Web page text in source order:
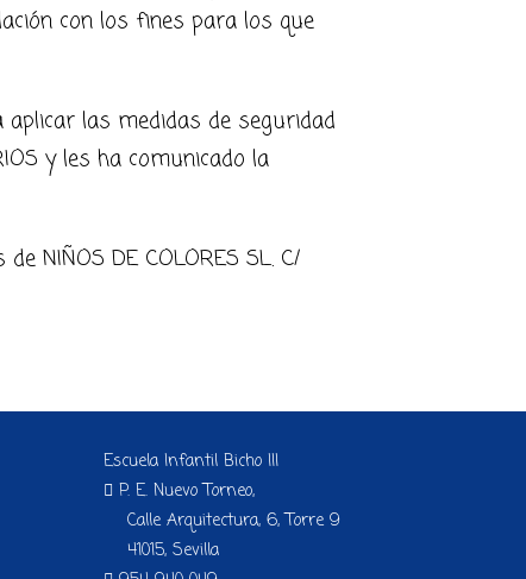
con los fines para los que
aplicar las medidas de seguridad
y les ha comunicado la
NIÑOS DE COLORES SL. C/
Escuela Infantil Bicho III
P. E. Nuevo Torneo,
Calle Arquitectura, 6, Torre 9
41015, Sevilla